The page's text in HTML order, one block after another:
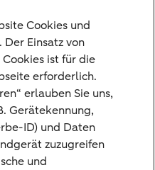
Ozean
Resilience
Cookies und
Einsatz von
ist für die
erforderlich.
erlauben Sie uns,
Gerätekennung,
ID) und Daten
zuzugreifen
und